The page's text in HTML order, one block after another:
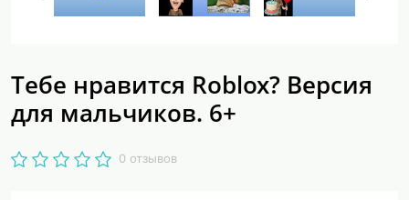
Тебе нравится Roblox? Версия
для мальчиков. 6+
0 отзывов